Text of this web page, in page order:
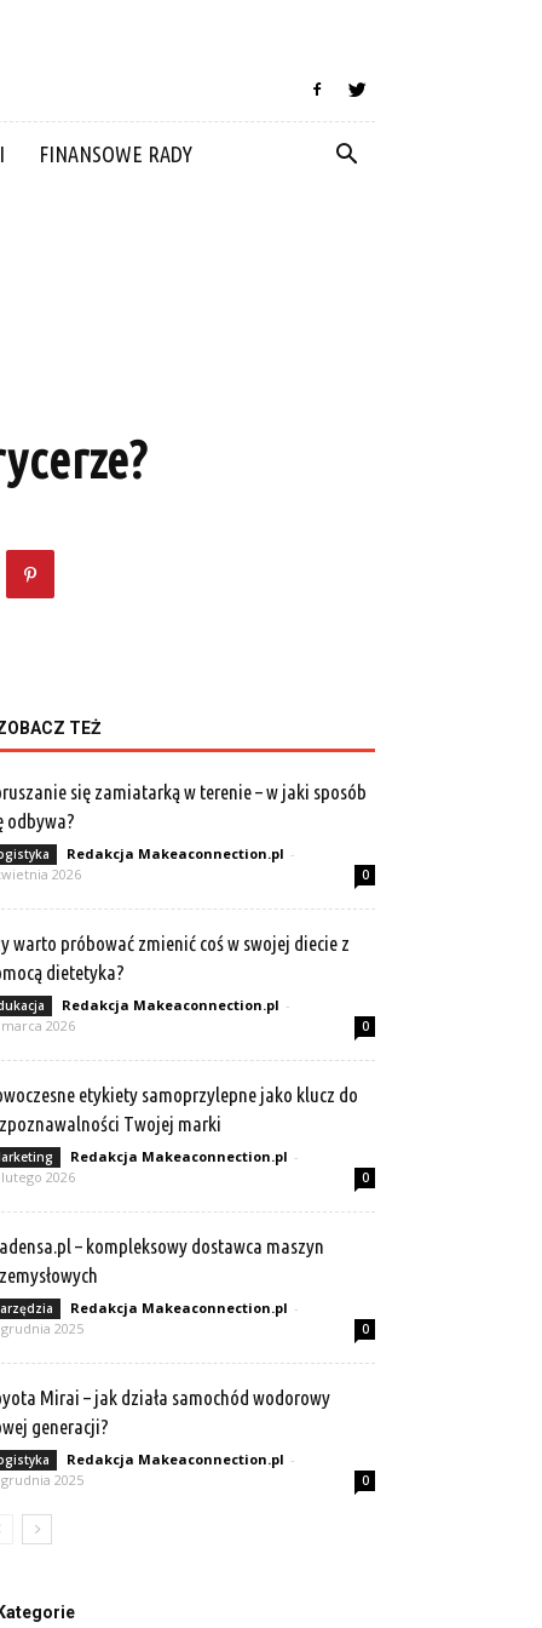
FINANSOWE RADY
TEŻ
się zamiatarką w terenie – w jaki sposób
odbywa?
Redakcja Makeaconnection.pl -
2026
0
warto próbować zmienić coś w swojej diecie z
dietetyka?
Redakcja Makeaconnection.pl -
marca 2026
0
etykiety samoprzylepne jako klucz do
Twojej marki
Redakcja Makeaconnection.pl -
lutego 2026
0
– kompleksowy dostawca maszyn
Redakcja Makeaconnection.pl -
2025
0
Mirai – jak działa samochód wodorowy
generacji?
Redakcja Makeaconnection.pl -
grudnia 2025
0
Kategorie